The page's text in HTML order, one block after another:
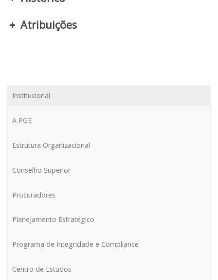
Atribuições
Institucional
A PGE
Estrutura Organizacional
Conselho Superior
Procuradores
Planejamento Estratégico
Programa de Integridade e Compliance
Centro de Estudos